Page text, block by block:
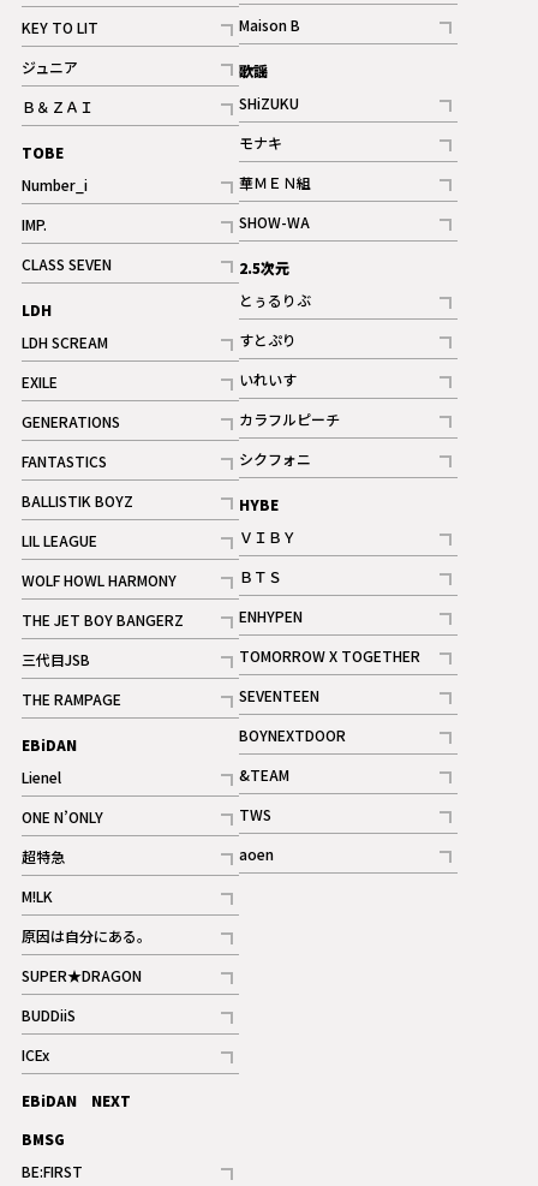
記事
KEY TO LIT
記事
ジュニア
記事
Ｂ＆ＺＡＩ
記事
TOBE
Number_i
記事
IMP.
記事
CLASS SEVEN
記事
LDH
LDH SCREAM
記事
EXILE
記事
GENERATIONS
記事
FANTASTICS
記事
BALLISTIK BOYZ
記事
LIL LEAGUE
記事
WOLF HOWL HARMONY
記事
THE JET BOY BANGERZ
記事
三代目JSB
記事
THE RAMPAGE
記事
ギャラリー
EBiDAN
Lienel
記事
ONE N’ONLY
記事
超特急
記事
M!LK
記事
原因は自分にある。
記事
SUPER★DRAGON
記事
BUDDiiS
記事
ICEx
記事
EBiDAN NEXT
BMSG
BE:FIRST
記事
ギャラリー
Maison B
記事
歌謡
SHiZUKU
記事
モナキ
記事
華ＭＥＮ組
記事
SHOW-WA
記事
2.5次元
とぅるりぶ
記事
すとぷり
記事
ギャラリー
いれいす
記事
ギャラリー
カラフルピーチ
記事
シクフォニ
記事
HYBE
ＶＩＢＹ
記事
ＢＴＳ
記事
ENHYPEN
記事
TOMORROW X TOGETHER
記事
ギャラリー
SEVENTEEN
記事
BOYNEXTDOOR
記事
&TEAM
記事
TWS
記事
aoen
記事